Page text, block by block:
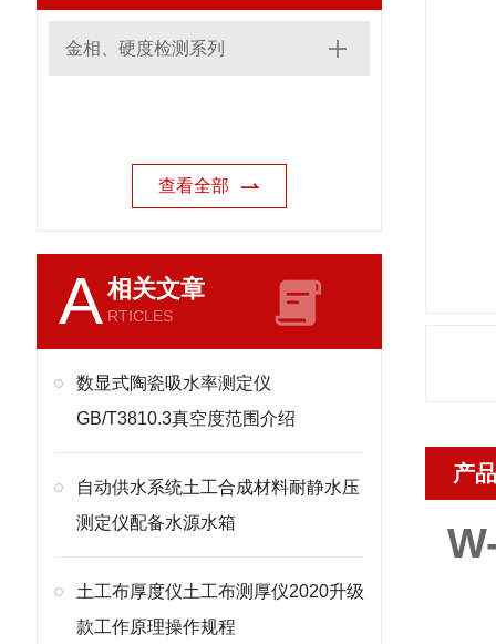
金相、硬度检测系列
查看全部
A相关文章
RTICLES
数显式陶瓷吸水率测定仪
GB/T3810.3真空度范围介绍
自动供水系统土工合成材料耐静水压
测定仪配备水源水箱
土工布厚度仪土工布测厚仪2020升级
款工作原理操作规程
产